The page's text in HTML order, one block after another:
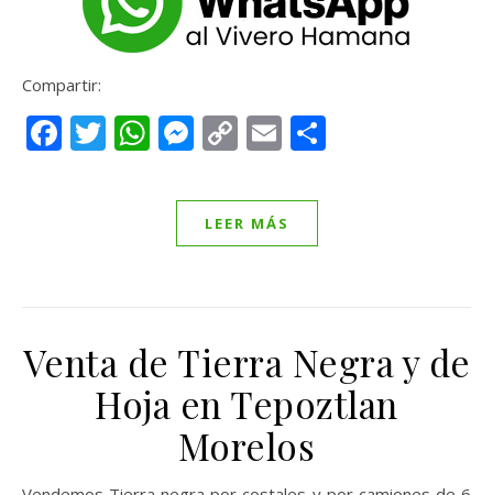
Compartir:
Facebook
Twitter
WhatsApp
Messenger
CopyEmail
LEER MÁS
Venta de Tierra Negra y de
Hoja en Tepoztlan
Morelos